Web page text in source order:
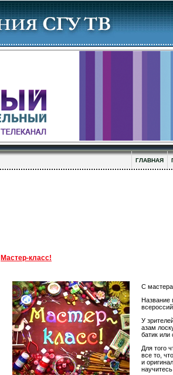
ГЛАВНАЯ
Мастер-класс!
С
Название
У
азам
батик
Для того
все то,
и